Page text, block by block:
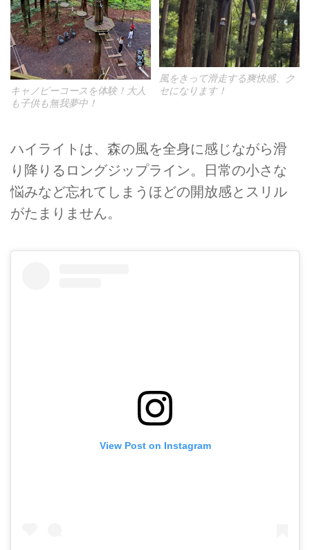
風をきって滑走する爽快感、ク
セになります！
キャノピーコースを体験！大人
も子供も無我夢中！
ハイライトは、森の風を全身に感じながら滑
り降りるロングジップライン。日常の小さな
悩みなど忘れてしまうほどの開放感とスリル
がたまりません。
View Post on Instagram